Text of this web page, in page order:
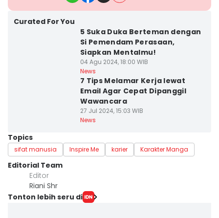
Curated For You
5 Suka Duka Berteman dengan
Si Pemendam Perasaan,
Siapkan Mentalmu!
04 Agu 2024, 18:00 WIB
News
7 Tips Melamar Kerja lewat
Email Agar Cepat Dipanggil
Wawancara
27 Jul 2024, 15:03 WIB
News
Topics
sifat manusia Inspire Me karier Karakter Manga
Editorial Team
Editor
Riani Shr
Tonton lebih seru di